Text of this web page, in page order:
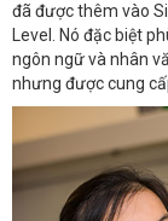
đã được thêm vào
Level. Nó đặc biệt
ngôn ngữ và nhân
nhưng được cung